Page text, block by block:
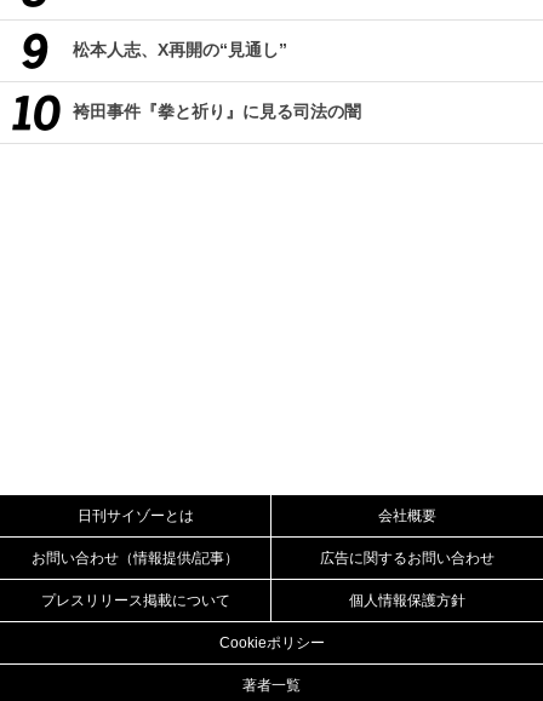
松本人志、X再開の“見通し”
袴田事件『拳と祈り』に見る司法の闇
日刊サイゾーとは 会社概要
お問い合わせ（情報提供/記事） 広告に関するお問い合わせ
プレスリリース掲載について 個人情報保護方針
Cookieポリシー
著者一覧